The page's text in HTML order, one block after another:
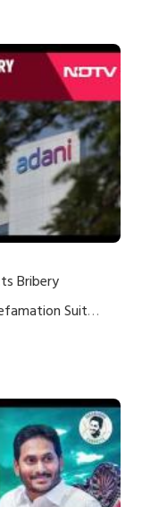
Bribery
Suit